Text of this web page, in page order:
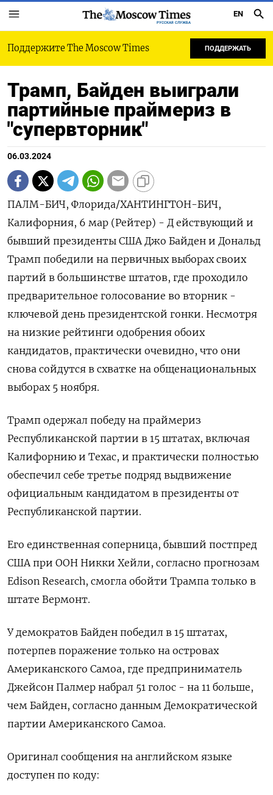
РУССКАЯ СЛУЖБА
EN
Поддержите The Moscow Times ПОДДЕРЖАТЬ
Трамп, Байден выиграли
партийные праймериз в
"супервторник"
06.03.2024
ПАЛМ-БИЧ, Флорида/ХАНТИНГТОН-БИЧ,
Калифорния, 6 мар (Рейтер) - Д ействующий и
бывший президенты США Джо Байден и Дональд
Трамп победили на первичных выборах своих
партий в большинстве штатов, где проходило
предварительное голосование во вторник -
ключевой день президентской гонки. Несмотря
на низкие рейтинги одобрения обоих
кандидатов, практически очевидно, что они
снова сойдутся в схватке на общенациональных
выборах 5 ноября.
Трамп одержал победу на праймериз
Республиканской партии в 15 штатах, включая
Калифорнию и Техас, и практически полностью
обеспечил себе третье подряд выдвижение
официальным кандидатом в президенты от
Республиканской партии.
Его единственная соперница, бывший постпред
США при ООН Никки Хейли, согласно прогнозам
Edison Research, смогла обойти Трампа только в
штате Вермонт.
У демократов Байден победил в 15 штатах,
потерпев поражение только на островах
Американского Самоа, где предприниматель
Джейсон Палмер набрал 51 голос - на 11 больше,
чем Байден, согласно данным Демократической
партии Американского Самоа.
Оригинал сообщения на английском языке
доступен по коду: